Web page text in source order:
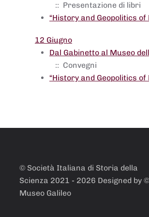
:: Presentazione di libri
“History and Geopolitics
12 Giugno
Dal Gabinetto al Museo
:: Convegni
“History and Geopolitics
© Società Italiana di Storia della
Scienza 2021 - 2026 Designed by ©
Museo Galileo